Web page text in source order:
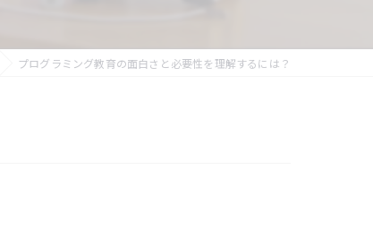
プログラミング教育の面白さと必要性を理解するには？